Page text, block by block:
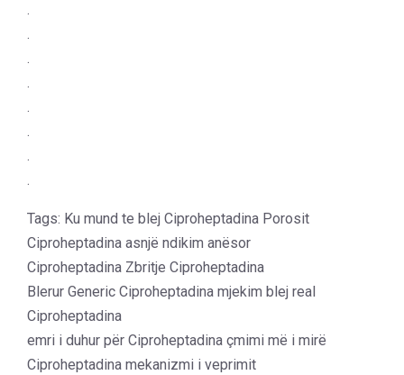
.
.
.
.
.
.
.
.
Tags: Ku mund te blej Ciproheptadina Porosit
Ciproheptadina asnjë ndikim anësor
Ciproheptadina Zbritje Ciproheptadina
Blerur Generic Ciproheptadina mjekim blej real
Ciproheptadina
emri i duhur për Ciproheptadina çmimi më i mirë
Ciproheptadina mekanizmi i veprimit